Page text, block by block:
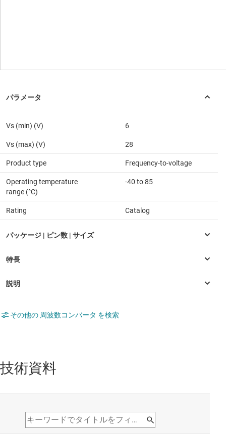
Vs (min) (V) 6
Vs (max) (V) 28
Product type Frequency-to-voltage
Operating temperature
range (°C)
-40 to 85
Rating Catalog
その他の 周波数コンバータ を検索
技術資料